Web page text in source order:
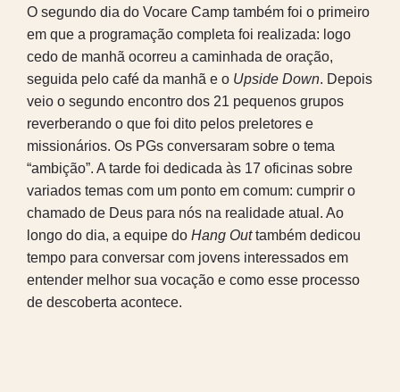
O segundo dia do Vocare Camp também foi o primeiro
em que a programação completa foi realizada: logo
cedo de manhã ocorreu a caminhada de oração,
seguida pelo café da manhã e o Upside Down. Depois
veio o segundo encontro dos 21 pequenos grupos
reverberando o que foi dito pelos preletores e
missionários. Os PGs conversaram sobre o tema
“ambição”. A tarde foi dedicada às 17 oficinas sobre
variados temas com um ponto em comum: cumprir o
chamado de Deus para nós na realidade atual. Ao
longo do dia, a equipe do Hang Outtambém dedicou
tempo para conversar com jovens interessados em
entender melhor sua vocação e como esse processo
de descoberta acontece.